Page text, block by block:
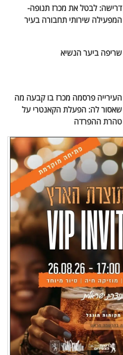
דרישה: לבטל את מכרז תנופה-
המפעילה שירותי תחבורה בעיר
שריפה ביער הנשיא
העירייה פרסמה מכרז בו קבעה מה
שאסור לה: הפעלת הקאנטרי על
טהרת ההפרדה